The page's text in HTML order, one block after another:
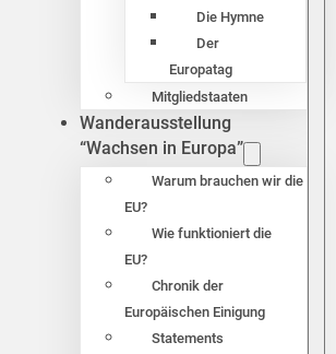
Die Hymne
Der
Europatag
Mitgliedstaaten
Wanderausstellung
“Wachsen in Europa”
Warum brauchen wir die
EU?
Wie funktioniert die
EU?
Chronik der
Europäischen Einigung
Statements